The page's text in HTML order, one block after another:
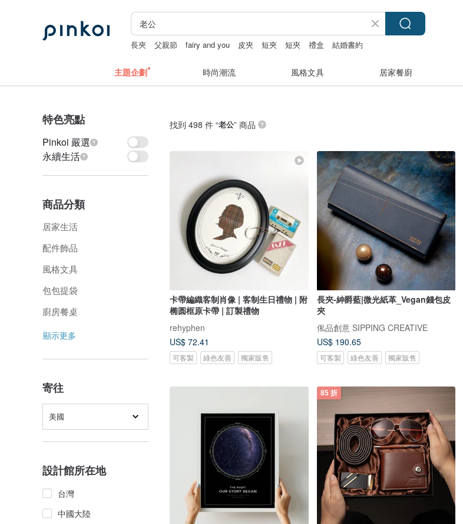
長夾 父親節 fairy and you 皮夾 短夾 短夾 禮盒 結婚書約
主題企劃 時尚潮流 風格文具 居家餐廚
特色亮點
Pinkoi 嚴選
永續生活
商品分類
居家生活
配件飾品
風格文具
包包提袋
廚房餐桌
顯示更多
寄往
美國
設計館所在地
台灣
中國大陸
找到 498 件 “老公” 商品
卡帶編織客制肖像 | 客制生日禮物 | 附
椭圆框原卡帶 | 訂製禮物
rehyphen
US$ 72.41
可客製 綠色友善 獨家販售
長夾-紳爵藍|微光紙革_Vegan錢包皮
夾
俬品創意 SIPPING CREATIVE
US$ 190.65
可客製 綠色友善 獨家販售
85 折